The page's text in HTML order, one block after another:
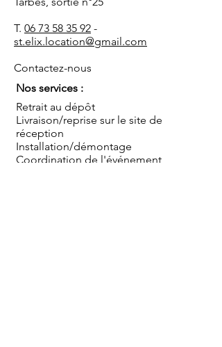
T. 06 73 58 35 92 -
st.elix.location@gmail.com
Contactez-nous
Nos services :
Retrait au dépôt
Livraison/reprise sur le site de
réception
Installation/démontage
Coordination de l'événement